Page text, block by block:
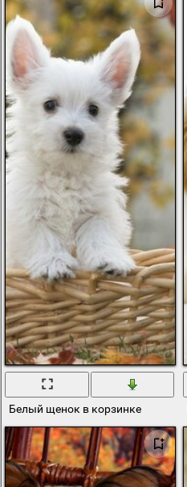
Белый щенок в корзинке